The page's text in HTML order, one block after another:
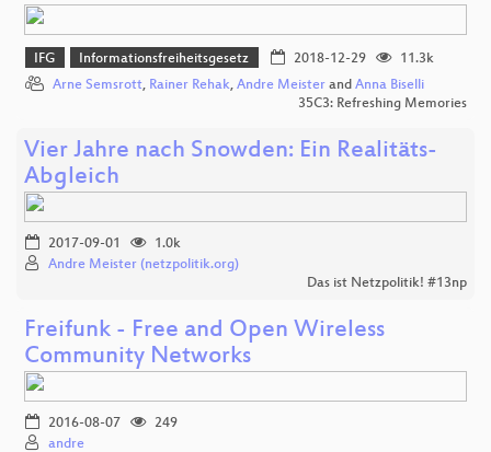
IFG Informationsfreiheitsgesetz 2018-12-29
11.3k
Arne Semsrott, Rainer Rehak, Andre Meister and Anna Biselli
35C3: Refreshing Memories
Vier Jahre nach Snowden: Ein Realitäts-
Abgleich
2017-09-01
1.0k
Andre Meister (netzpolitik.org)
Das ist Netzpolitik! #13np
Freifunk - Free and Open Wireless
Community Networks
2016-08-07
249
andre